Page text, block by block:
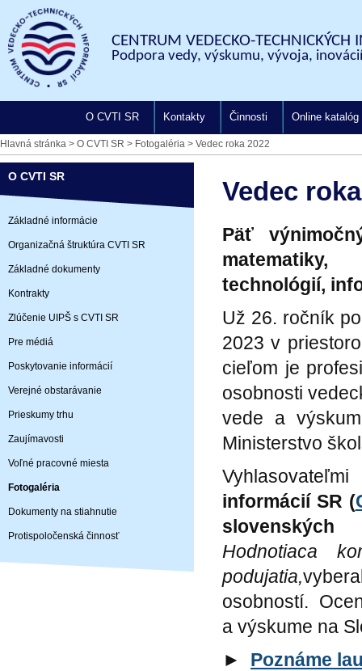
CENTRUM VEDECKO-TECHNICKÝCH
Podpora vedy, výskumu, vývoja,
O CVTI SR Kontakty Činnosti Online katalóg
Hlavná stránka > O CVTI SR > Fotogaléria > Vedec roka 2022
O CVTI SR
Základné informácie
Organizačná štruktúra CVTI SR
Základné dokumenty
Kontrakty
Zlúčenie UIPŠ s CVTI SR
Pre médiá
Poskytovanie informácií
Verejné obstarávanie
Prieskumy trhu
Zaujímavosti
Voľné pracovné miesta
Fotogaléria
Dokumenty na stiahnutie
Protispoločenská činnosť
Vedec
Päť
technológií,
Už 26. ročník
2023 v
cieľom je
osobnosti
vede a
Ministerstvo
informácií SR (
slovenských
Hodnotiaca
podujatia,
osobností.
a výskume na
►
Poznáme